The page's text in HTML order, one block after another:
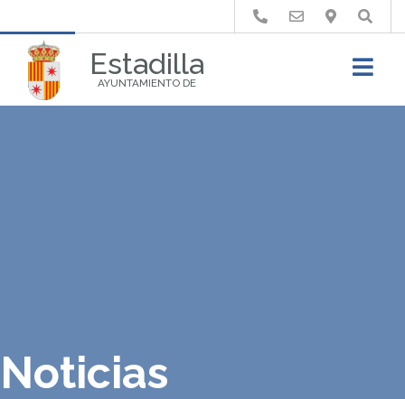
Estadilla
AYUNTAMIENTO DE
Buscar
Noticias